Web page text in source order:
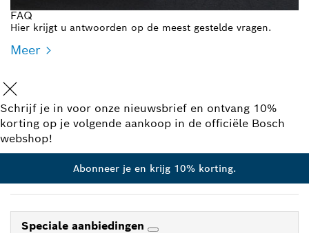
FAQ
Hier krijgt u antwoorden op de meest gestelde vragen.
Meer
Schrijf je in voor onze nieuwsbrief en ontvang 10%
korting op je volgende aankoop in de officiële Bosch
webshop!
Abonneer je en krijg 10% korting.
Speciale aanbiedingen